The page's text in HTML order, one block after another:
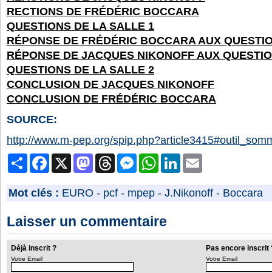
RECTIONS DE FRÉDÉRIC BOCCARA
QUESTIONS DE LA SALLE 1
RÉPONSE DE FRÉDÉRIC BOCCARA AUX
RÉPONSE DE JACQUES NIKONOFF AUX
QUESTIONS DE LA SALLE 2
CONCLUSION DE JACQUES NIKONOFF
CONCLUSION DE FRÉDÉRIC BOCCARA
SOURCE:
http://www.m-pep.org/
PartagerFacebook MastodonThreads MessengerWhatsAppLinkedIn
Mot clés : EURO - pcf - mpep - J.Nikonoff - Boccara
Laisser un commentaire
Déjà inscrit ? Pas encore inscrit
Votre Email Votre Email